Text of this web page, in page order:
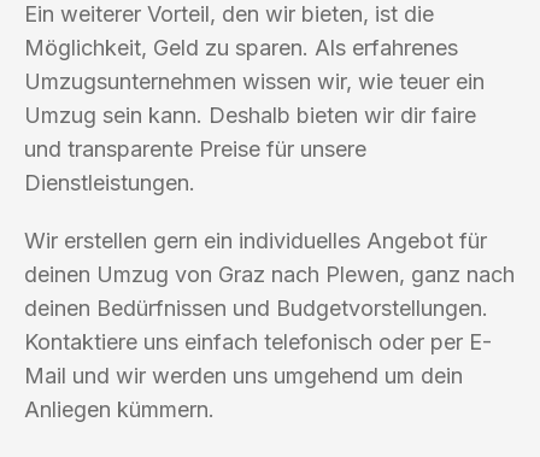
Ein weiterer Vorteil, den wir bieten, ist die
Möglichkeit, Geld zu sparen. Als erfahrenes
Umzugsunternehmen wissen wir, wie teuer ein
Umzug sein kann. Deshalb bieten wir dir faire
und transparente Preise für unsere
Dienstleistungen.
Wir erstellen gern ein individuelles Angebot für
deinen Umzug von Graz nach Plewen, ganz nach
deinen Bedürfnissen und Budgetvorstellungen.
Kontaktiere uns einfach telefonisch oder per E-
Mail und wir werden uns umgehend um dein
Anliegen kümmern.